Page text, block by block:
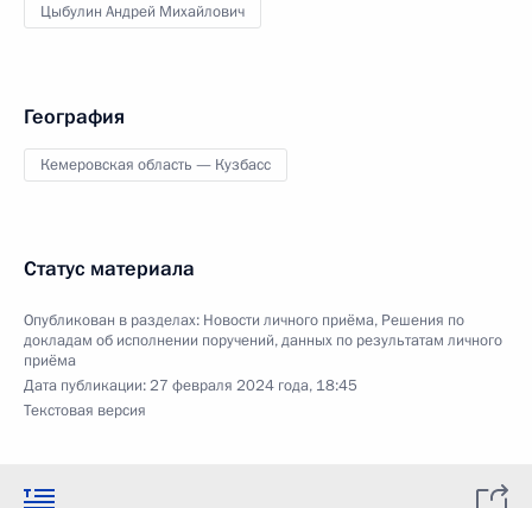
Цыбулин Андрей Михайлович
География
Кемеровская область — Кузбасс
Статус материала
Опубликован в разделах: Новости личного приёма, Решения по
докладам об исполнении поручений, данных по результатам личного
приёма
Дата публикации:27 февраля 2024 года, 18:45
Текстовая версия